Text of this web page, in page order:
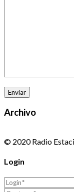
Archivo
© 2020 Radio
Login